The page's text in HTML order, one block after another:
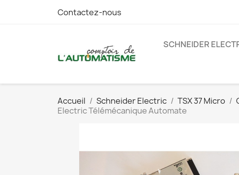
Contactez-nous
SCHNEIDER
Accueil Schneider Electric TSX 37 Micro
Electric Télémécanique Automate